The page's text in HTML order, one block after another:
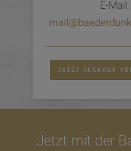
E-Mail:
JETZT RÜCKRUF
Jetzt mit der